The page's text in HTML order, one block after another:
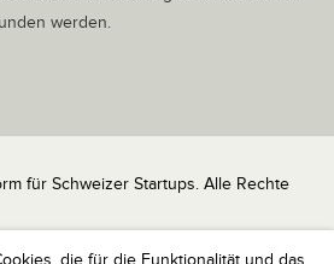
die für die Funktionalität und das
werden.
für Schweizer Startups. Alle Rechte